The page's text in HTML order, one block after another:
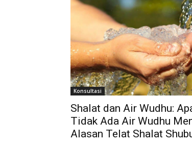
Konsultasi
Shalat dan Air Wudhu:
Tidak Ada Air Wudhu
Alasan Telat Shalat